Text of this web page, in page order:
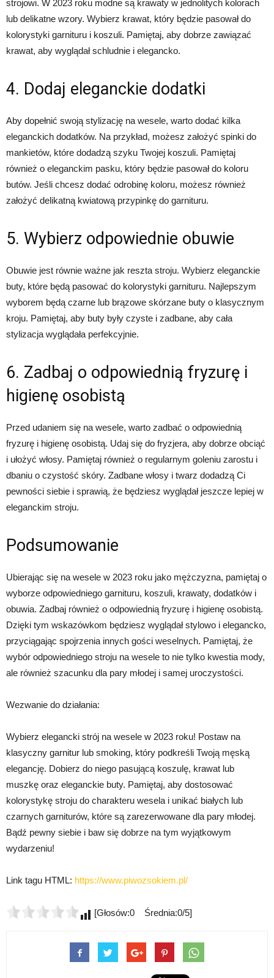
strojowi. W 2023 roku modne są krawaty w jednolitych kolorach
lub delikatne wzory. Wybierz krawat, który będzie pasował do
kolorystyki garnituru i koszuli. Pamiętaj, aby dobrze zawiązać
krawat, aby wyglądał schludnie i elegancko.
4. Dodaj eleganckie dodatki
Aby dopełnić swoją stylizację na wesele, warto dodać kilka
eleganckich dodatków. Na przykład, możesz założyć spinki do
mankietów, które dodadzą szyku Twojej koszuli. Pamiętaj
również o eleganckim pasku, który będzie pasował do koloru
butów. Jeśli chcesz dodać odrobinę koloru, możesz również
założyć delikatną kwiatową przypinkę do garnituru.
5. Wybierz odpowiednie obuwie
Obuwie jest równie ważne jak reszta stroju. Wybierz eleganckie
buty, które będą pasować do kolorystyki garnituru. Najlepszym
wyborem będą czarne lub brązowe skórzane buty o klasycznym
kroju. Pamiętaj, aby buty były czyste i zadbane, aby cała
stylizacja wyglądała perfekcyjnie.
6. Zadbaj o odpowiednią fryzurę i
higienę osobistą
Przed udaniem się na wesele, warto zadbać o odpowiednią
fryzurę i higienę osobistą. Udaj się do fryzjera, aby dobrze obciąć
i ułożyć włosy. Pamiętaj również o regularnym goleniu zarostu i
dbaniu o czystość skóry. Zadbane włosy i twarz dodadzą Ci
pewności siebie i sprawią, że będziesz wyglądał jeszcze lepiej w
eleganckim stroju.
Podsumowanie
Ubierając się na wesele w 2023 roku jako mężczyzna, pamiętaj o
wyborze odpowiedniego garnituru, koszuli, krawaty, dodatków i
obuwia. Zadbaj również o odpowiednią fryzurę i higienę osobistą.
Dzięki tym wskazówkom będziesz wyglądał stylowo i elegancko,
przyciągając spojrzenia innych gości weselnych. Pamiętaj, że
wybór odpowiedniego stroju na wesele to nie tylko kwestia mody,
ale również szacunku dla pary młodej i samej uroczystości.
Wezwanie do działania:
Wybierz elegancki strój na wesele w 2023 roku! Postaw na
klasyczny garnitur lub smoking, który podkreśli Twoją męską
elegancję. Dobierz do niego pasującą koszulę, krawat lub
muszkę oraz eleganckie buty. Pamiętaj, aby dostosować
kolorystykę stroju do charakteru wesela i unikać białych lub
czarnych garniturów, które są zarezerwowane dla pary młodej.
Bądź pewny siebie i baw się dobrze na tym wyjątkowym
wydarzeniu!
Link tagu HTML: https://www.piwozsokiem.pl/
[Głosów:0 Średnia:0/5]